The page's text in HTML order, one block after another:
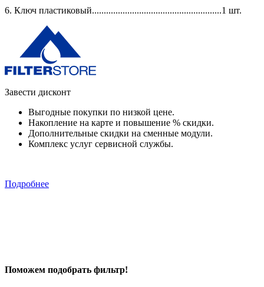
6. Ключ пластиковый.......................................................1 шт.
Завести дисконт
Выгодные покупки по низкой цене.
Накопление на карте и повышение % скидки.
Дополнительные скидки на сменные модули.
Комплекс услуг сервисной службы.
Подробнее
Поможем подобрать фильтр!